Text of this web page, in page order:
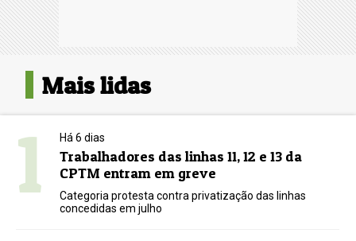
Mais lidas
1 Há 6 dias
Trabalhadores das linhas 11, 12 e 13 da
CPTM entram em greve
Categoria protesta contra privatização das linhas
concedidas em julho